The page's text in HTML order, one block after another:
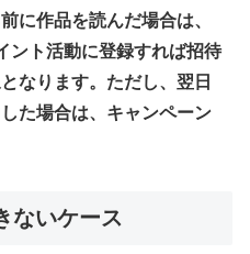
に作品を読んだ場合は、
ント活動に登録すれば招待
なります。ただし、翌日
た場合は、キャンペーン
ないケース